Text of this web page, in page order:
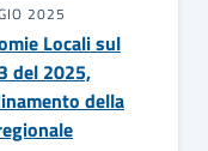
2025
Locali sul
del 2025,
della